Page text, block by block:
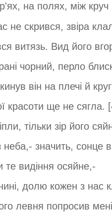
на полях, між круч
не скрився, звіра
витязь. Вид його
чорний, перло
він на плечі й
красоти ще не сягла.
тільки зір його
неба,- значить, сонце
те видіння осяйне,-
долю кожен з нас
левня попросив